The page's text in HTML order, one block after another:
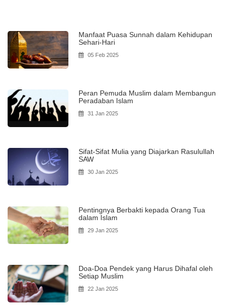
Manfaat Puasa Sunnah dalam Kehidupan
Sehari-Hari
05 Feb 2025
Peran Pemuda Muslim dalam Membangun
Peradaban Islam
31 Jan 2025
Sifat-Sifat Mulia yang Diajarkan Rasulullah
SAW
30 Jan 2025
Pentingnya Berbakti kepada Orang Tua
dalam Islam
29 Jan 2025
Doa-Doa Pendek yang Harus Dihafal oleh
Setiap Muslim
22 Jan 2025